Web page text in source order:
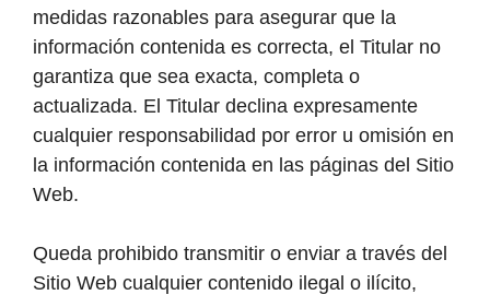
medidas razonables para asegurar que la
información contenida es correcta, el Titular no
garantiza que sea exacta, completa o
actualizada. El Titular declina expresamente
cualquier responsabilidad por error u omisión en
la información contenida en las páginas del Sitio
Web.
Queda prohibido transmitir o enviar a través del
Sitio Web cualquier contenido ilegal o ilícito,